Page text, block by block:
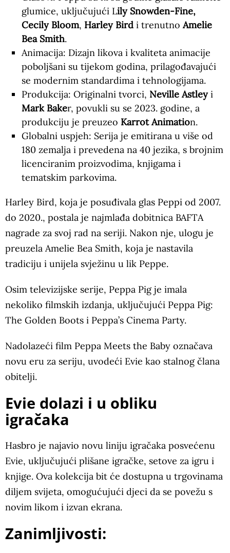
glumice, uključujući Lily Snowden-Fine,
Cecily Bloom, Harley Birdi trenutnoAmelie
Bea Smith.
Animacija: Dizajn likova i kvaliteta animacije
poboljšani su tijekom godina, prilagođavajući
se modernim standardima i tehnologijama.
Produkcija: Originalni tvorci, Neville Astleyi
Mark Baker, povukli su se 2023. godine, a
produkciju je preuzeo Karrot Animation.
Globalni uspjeh: Serija je emitirana u više od
180 zemalja i prevedena na 40 jezika, s brojnim
licenciranim proizvodima, knjigama i
tematskim parkovima.
Harley Bird, koja je posuđivala glas Peppi od 2007.
do 2020., postala je najmlađa dobitnica BAFTA
nagrade za svoj rad na seriji. Nakon nje, ulogu je
preuzela Amelie Bea Smith, koja je nastavila
tradiciju i unijela svježinu u lik Peppe.
Osim televizijske serije, Peppa Pig je imala
nekoliko filmskih izdanja, uključujući Peppa Pig:
The Golden Boots i Peppa’s Cinema Party.
Nadolazeći film Peppa Meets the Baby označava
novu eru za seriju, uvodeći Evie kao stalnog člana
obitelji.
Evie dolazi i u obliku
igračaka
Hasbro je najavio novu liniju igračaka posvećenu
Evie, uključujući plišane igračke, setove za igru i
knjige. Ova kolekcija bit će dostupna u trgovinama
diljem svijeta, omogućujući djeci da se povežu s
novim likom i izvan ekrana.
Zanimljivosti: